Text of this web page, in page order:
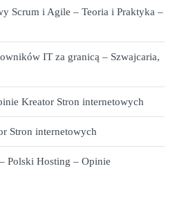
Scrum i Agile – Teoria i Praktyka –
IT za granicą – Szwajcaria,
Kreator Stron internetowych
Stron internetowych
Polski Hosting – Opinie